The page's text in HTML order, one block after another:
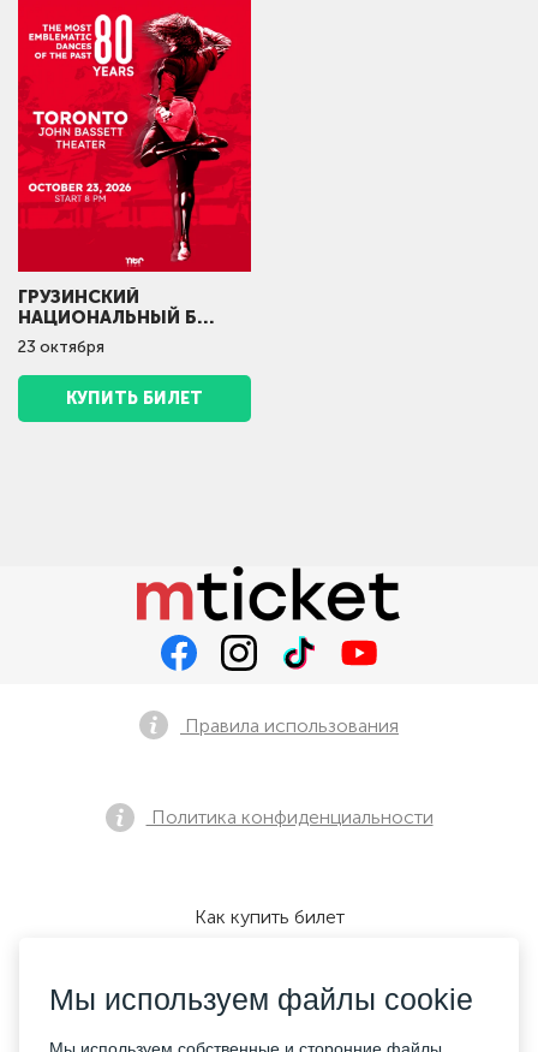
Мы используем файлы cookie
ГРУЗИНСКИЙ
НАЦИОНАЛЬНЫЙ Б...
23 октября
КУПИТЬ БИЛЕТ
Правила использования
Политика конфиденциальности
Как купить билет
Мы принимаем: